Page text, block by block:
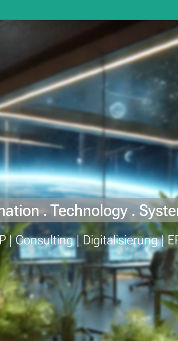
. Technology .
| Consulting | Digitalisierung |